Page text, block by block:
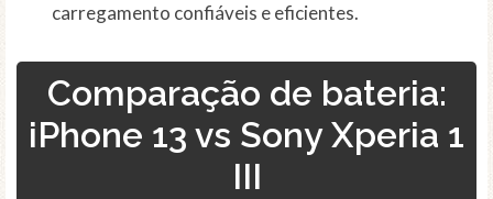
carregamento confiáveis e eficientes.
Comparação de bateria:
iPhone 13 vs Sony Xperia 1
III